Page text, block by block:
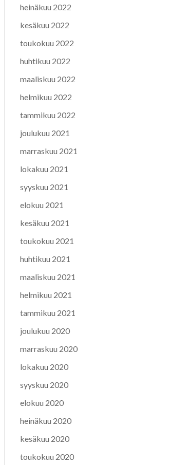
heinäkuu 2022
kesäkuu 2022
toukokuu 2022
huhtikuu 2022
maaliskuu 2022
helmikuu 2022
tammikuu 2022
joulukuu 2021
marraskuu 2021
lokakuu 2021
syyskuu 2021
elokuu 2021
kesäkuu 2021
toukokuu 2021
huhtikuu 2021
maaliskuu 2021
helmikuu 2021
tammikuu 2021
joulukuu 2020
marraskuu 2020
lokakuu 2020
syyskuu 2020
elokuu 2020
heinäkuu 2020
kesäkuu 2020
toukokuu 2020